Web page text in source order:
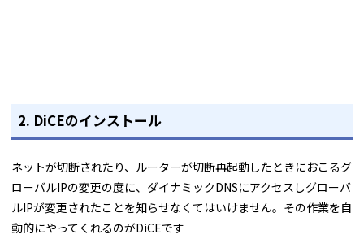
2. DiCEのインストール
ネットが切断されたり、ルーターが切断再起動したときにおこるグ
ローバルIPの変更の度に、ダイナミックDNSにアクセスしグローバ
ルIPが変更されたことを知らせなくてはいけません。その作業を自
動的にやってくれるのがDiCEです